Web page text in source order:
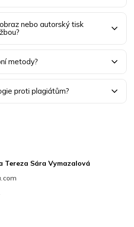
nebo autorský tisk
metody?
proti plagiátům?
Tereza Sára Vymazalová